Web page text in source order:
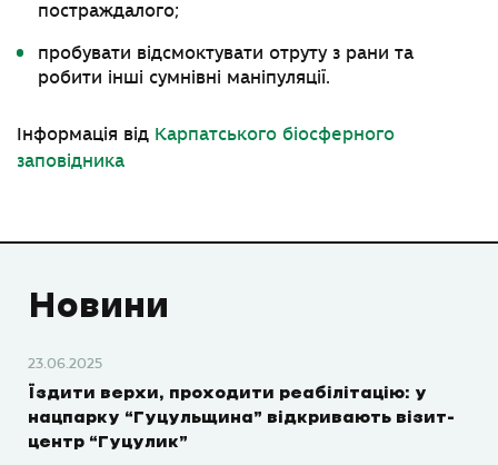
постраждалого;
пробувати відсмоктувати отруту з рани та
робити інші сумнівні маніпуляції.
Інформація від Карпатського біосферного
заповідника
Новини
23.06.2025
Їздити верхи, проходити реабілітацію: у
нацпарку “Гуцульщина” відкривають візит-
центр “Гуцулик”